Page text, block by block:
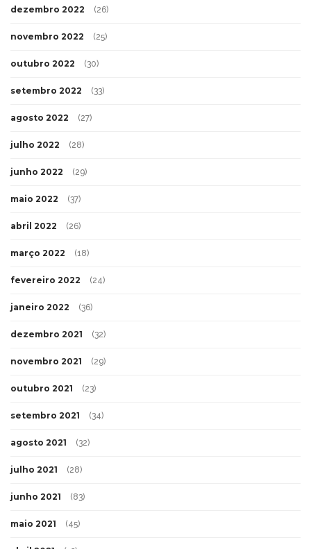
dezembro 2022 (26)
novembro 2022 (25)
outubro 2022 (30)
setembro 2022 (33)
agosto 2022 (27)
julho 2022 (28)
junho 2022 (29)
maio 2022 (37)
abril 2022 (26)
março 2022 (18)
fevereiro 2022 (24)
janeiro 2022 (36)
dezembro 2021 (32)
novembro 2021 (29)
outubro 2021 (23)
setembro 2021 (34)
agosto 2021 (32)
julho 2021 (28)
junho 2021 (83)
maio 2021 (45)